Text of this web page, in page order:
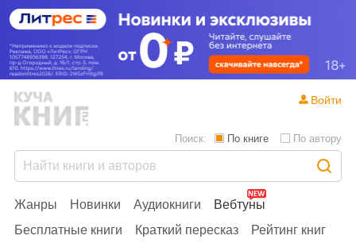
Жанры Новинки Аудиокниги
Вебтуны
Бесплатные книги
Краткий пересказ
Рейтинг книг
Поиск: По книге По автору
Войти